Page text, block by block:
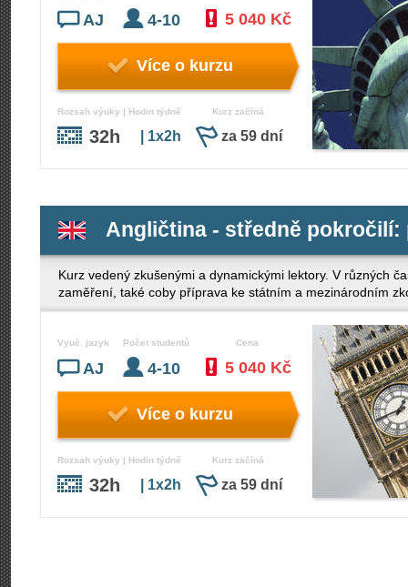
AJ 4-10 5 040 Kč
Více o kurzu
Rozsah výuky | Hodin týdně
32h | 1x2h
Kurz začíná
za 59 dní
Angličtina - středně pokročilí:
Kurz vedený zkušenými a dynamickými lektory. V různých
zaměření, také coby příprava ke státním a mezinárodním
Vyuč. jazyk
AJ
Počet studentů
4-10
Cena
5 040 Kč
Více o kurzu
Rozsah výuky | Hodin týdně
32h | 1x2h
Kurz začíná
za 59 dní